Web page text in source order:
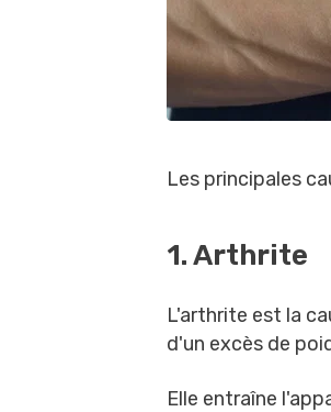
Les principales
1. Arthrite
L'arthrite est la
d'un excès de
Elle entraîne